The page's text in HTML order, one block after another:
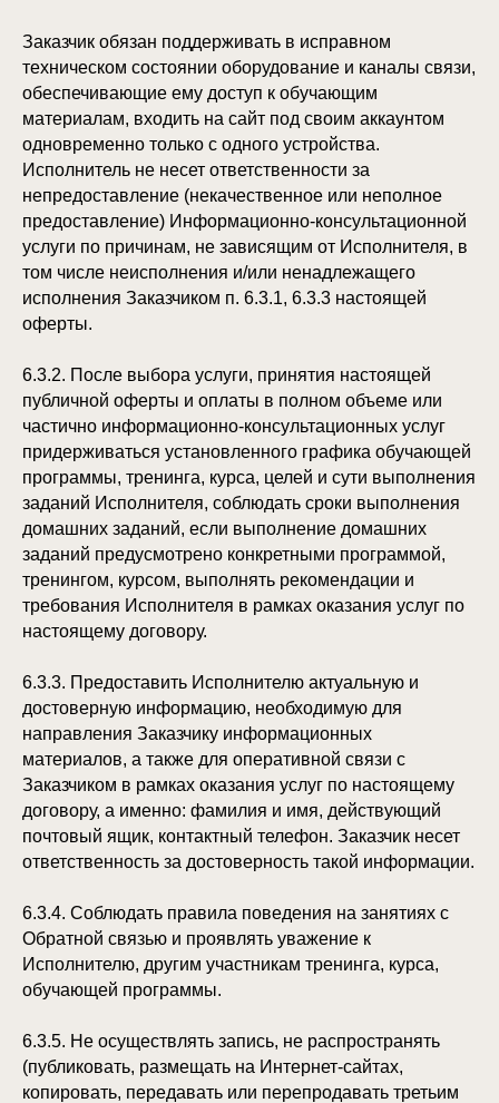
Заказчик обязан поддерживать в исправном
техническом состоянии оборудование и каналы связи,
обеспечивающие ему доступ к обучающим
материалам, входить на сайт под своим аккаунтом
одновременно только с одного устройства.
Исполнитель не несет ответственности за
непредоставление (некачественное или неполное
предоставление) Информационно-консультационной
услуги по причинам, не зависящим от Исполнителя, в
том числе неисполнения и/или ненадлежащего
исполнения Заказчиком п. 6.3.1, 6.3.3 настоящей
оферты.
6.3.2. После выбора услуги, принятия настоящей
публичной оферты и оплаты в полном объеме или
частично информационно-консультационных услуг
придерживаться установленного графика обучающей
программы, тренинга, курса, целей и сути выполнения
заданий Исполнителя, соблюдать сроки выполнения
домашних заданий, если выполнение домашних
заданий предусмотрено конкретными программой,
тренингом, курсом, выполнять рекомендации и
требования Исполнителя в рамках оказания услуг по
настоящему договору.
6.3.3. Предоставить Исполнителю актуальную и
достоверную информацию, необходимую для
направления Заказчику информационных
материалов, а также для оперативной связи с
Заказчиком в рамках оказания услуг по настоящему
договору, а именно: фамилия и имя, действующий
почтовый ящик, контактный телефон. Заказчик несет
ответственность за достоверность такой информации.
6.3.4. Соблюдать правила поведения на занятиях с
Обратной связью и проявлять уважение к
Исполнителю, другим участникам тренинга, курса,
обучающей программы.
6.3.5. Не осуществлять запись, не распространять
(публиковать, размещать на Интернет-сайтах,
копировать, передавать или перепродавать третьим